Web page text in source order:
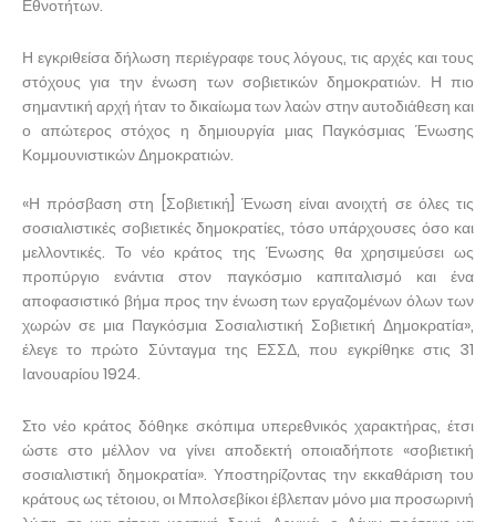
Εθνοτήτων.
Η εγκριθείσα δήλωση περιέγραφε τους λόγους, τις αρχές και τους
στόχους για την ένωση των σοβιετικών δημοκρατιών. Η πιο
σημαντική αρχή ήταν το δικαίωμα των λαών στην αυτοδιάθεση και
ο απώτερος στόχος η δημιουργία μιας Παγκόσμιας Ένωσης
Κομμουνιστικών Δημοκρατιών.
«Η πρόσβαση στη [Σοβιετική] Ένωση είναι ανοιχτή σε όλες τις
σοσιαλιστικές σοβιετικές δημοκρατίες, τόσο υπάρχουσες όσο και
μελλοντικές. Το νέο κράτος της Ένωσης θα χρησιμεύσει ως
προπύργιο ενάντια στον παγκόσμιο καπιταλισμό και ένα
αποφασιστικό βήμα προς την ένωση των εργαζομένων όλων των
χωρών σε μια Παγκόσμια Σοσιαλιστική Σοβιετική Δημοκρατία»,
έλεγε το πρώτο Σύνταγμα της ΕΣΣΔ, που εγκρίθηκε στις 31
Ιανουαρίου 1924.
Στο νέο κράτος δόθηκε σκόπιμα υπερεθνικός χαρακτήρας, έτσι
ώστε στο μέλλον να γίνει αποδεκτή οποιαδήποτε «σοβιετική
σοσιαλιστική δημοκρατία». Υποστηρίζοντας την εκκαθάριση του
κράτους ως τέτοιου, οι Μπολσεβίκοι έβλεπαν μόνο μια προσωρινή